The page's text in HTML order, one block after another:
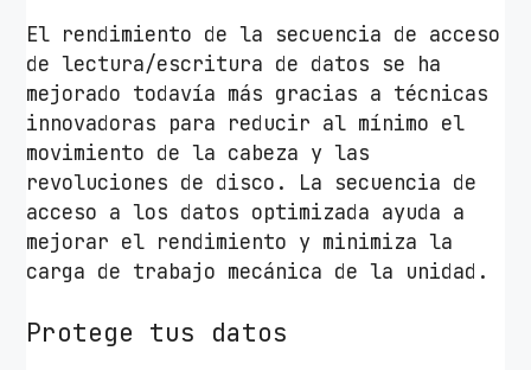
El rendimiento de la secuencia de acceso
de lectura/escritura de datos se ha
mejorado todavía más gracias a técnicas
innovadoras para reducir al mínimo el
movimiento de la cabeza y las
revoluciones de disco. La secuencia de
acceso a los datos optimizada ayuda a
mejorar el rendimiento y minimiza la
carga de trabajo mecánica de la unidad.
Protege tus datos